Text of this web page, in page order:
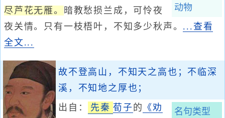
动物
尽芦花无雁。 暗教愁损兰成，可怜夜
夜关情。只有一枝梧叶，不知多少秋声。 ...查看
全文...
故不登高山，不知天之高也；不临深
溪，不知地之厚也；
名句类型
出自： 先秦 荀子 的 《劝